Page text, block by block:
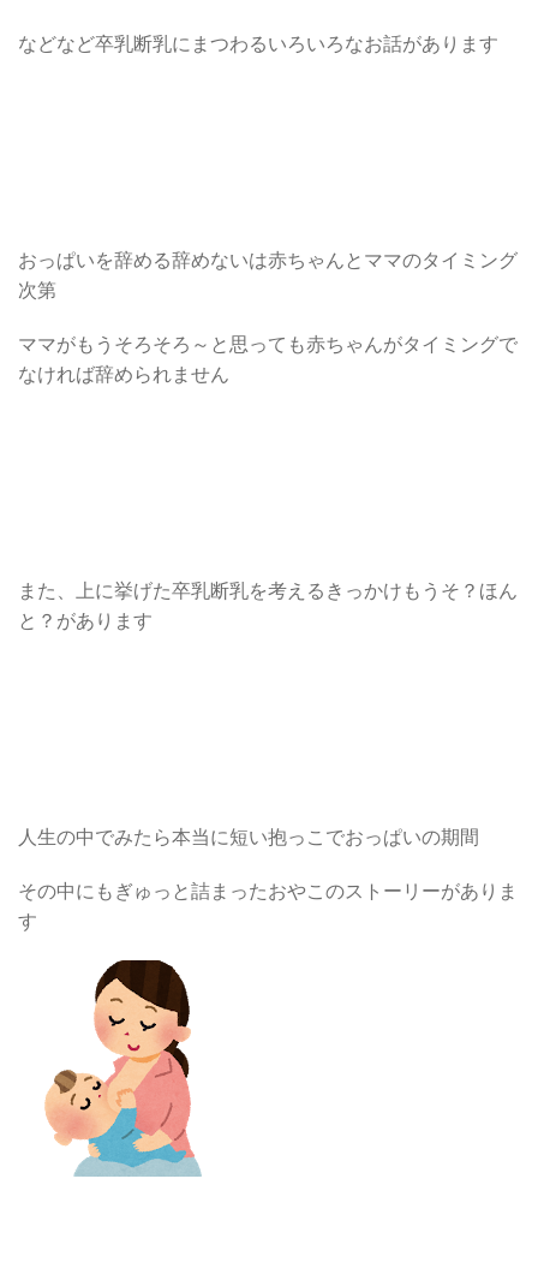
などなど卒乳断乳にまつわるいろいろなお話があります
おっぱいを辞める辞めないは赤ちゃんとママのタイミング
次第
ママがもうそろそろ～と思っても赤ちゃんがタイミングで
なければ辞められません
また、上に挙げた卒乳断乳を考えるきっかけもうそ？ほん
と？があります
人生の中でみたら本当に短い抱っこでおっぱいの期間
その中にもぎゅっと詰まったおやこのストーリーがありま
す